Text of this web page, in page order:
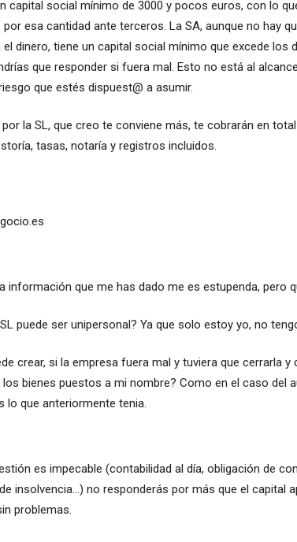
capital social mínimo de 3000 y pocos euros, con lo
esa cantidad ante terceros. La SA, aunque no hay
dinero, tiene un capital social mínimo que excede los
que responder si fuera mal. Esto no está al
que estés dispuest@ a asumir.
la SL, que creo te conviene más, te cobrarán en
tasas, notaría y registros incluidos.
información que me has dado me es estupenda, pero
puede ser unipersonal? Ya que solo estoy yo, no
crear, si la empresa fuera mal y tuviera que cerrarla y
los bienes puestos a mi nombre? Como en el caso del
lo que anteriormente tenia.
es impecable (contabilidad al día, obligación de
insolvencia...) no responderás por más que el capital
problemas.